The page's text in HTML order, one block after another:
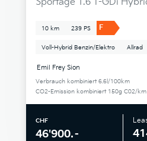
10 km 239 PS F
Voll-Hybrid Benzin/Elektro Allrad
Emil Frey Sion
Verbrauch kombiniert 6.6l/100km
CO2-Emission kombiniert 150g C02/
CHF
46'900.–